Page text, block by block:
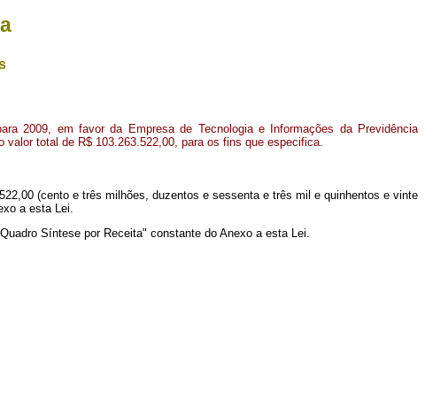
2009, em favor da Empresa de Tecnologia e Informações da Previdência
valor total de R$ 103.263.522,00, para os fins que especifica.
(cento e três milhões, duzentos e sessenta e três mil e quinhentos e vinte
a esta Lei.
Síntese por Receita" constante do Anexo a esta Lei.